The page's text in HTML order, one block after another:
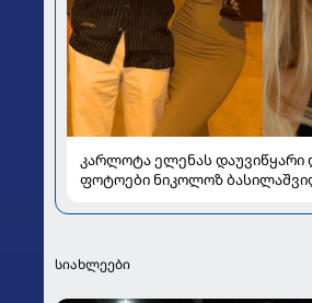
კარლოტა ელენას დაუვიწყარი
ფოტოები ნიკოლოზ
სიახლეები